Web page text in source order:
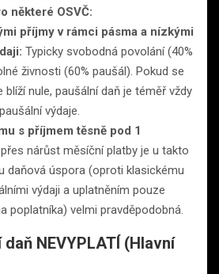
některé OSVČ:
příjmy v rámci pásma a nízkými
Typicky svobodná povolání (40%
živnosti (60% paušál). Pokud se
blíží nule, paušální daň je téměř vždy
výdaje.
s příjmem těsně pod 1
nárůst měsíční platby je u takto
daňová úspora (oproti klasickému
výdaji a uplatněním pouze
poplatníka) velmi pravděpodobná.
NEVYPLATÍ (Hlavní